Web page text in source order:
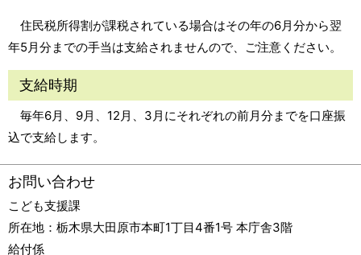
住民税所得割が課税されている場合はその年の6月分から翌
年5月分までの手当は支給されませんので、ご注意ください。
支給時期
毎年6月、9月、12月、3月にそれぞれの前月分までを口座振
込で支給します。
お問い合わせ
こども支援課
所在地： 栃木県大田原市本町1丁目4番1号 本庁舎3階
給付係